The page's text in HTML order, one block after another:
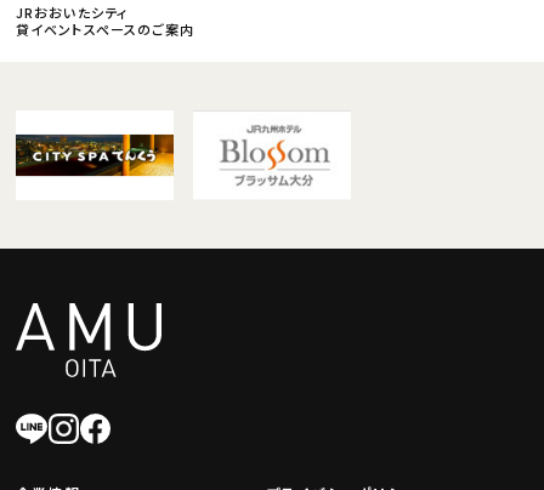
JRおおいたシティ
貸イベントスペースのご案内